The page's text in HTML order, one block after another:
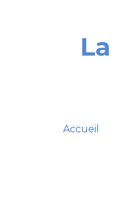
Accueil